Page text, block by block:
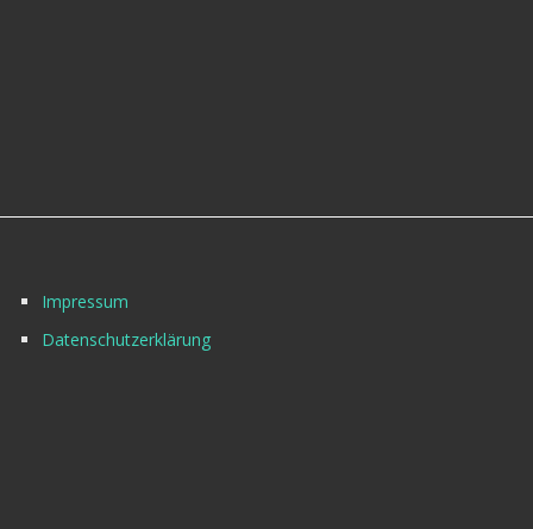
Impressum
Datenschutzerklärung